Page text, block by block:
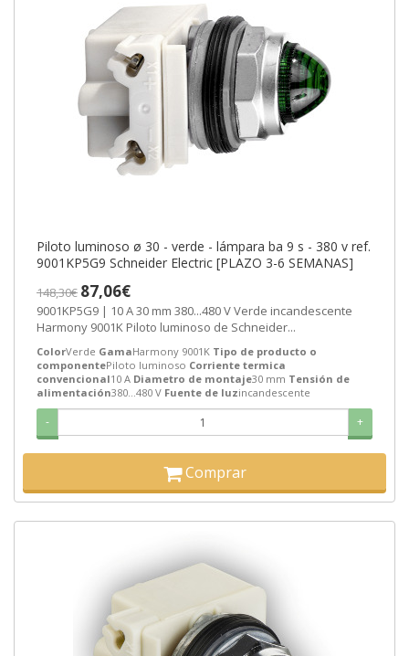
Piloto luminoso ø 30 - verde - lámpara ba 9 s - 380 v ref.
9001KP5G9 Schneider Electric [PLAZO 3-6 SEMANAS]
148,30€ 87,06€
9001KP5G9 | 10 A 30 mm 380...480 V Verde incandescente
Harmony 9001K Piloto luminoso de Schneider...
ColorVerde GamaHarmony 9001K Tipo de producto o
componentePiloto luminoso Corriente termica
convencional10 A Diametro de montaje30 mm Tensión de
alimentación380...480 V Fuente de luzincandescente
- +
Comprar